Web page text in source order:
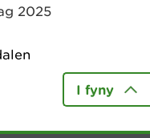
2025
I fyny